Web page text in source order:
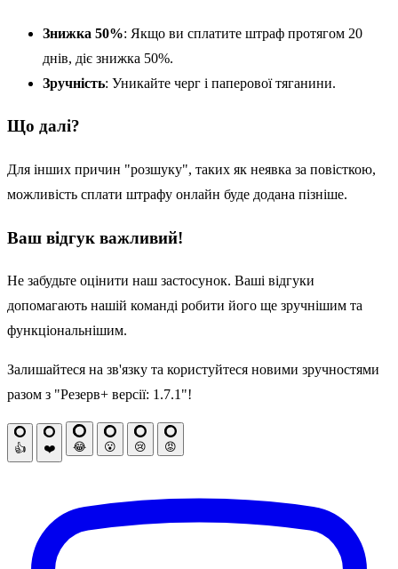
Знижка 50%: Якщо ви сплатите штраф протягом 20
днів, діє знижка 50%.
Зручність: Уникайте черг і паперової тяганини.
Що далі?
Для інших причин "розшуку", таких як неявка за повісткою,
можливість сплати штрафу онлайн буде додана пізніше.
Ваш відгук важливий!
Не забудьте оцінити наш застосунок. Ваші відгуки
допомагають нашій команді робити його ще зручнішим та
функціональнішим.
Залишайтеся на зв'язку та користуйтеся новими зручностями
разом з "Резерв+ версії: 1.7.1"!
👍 ❤️ 😂 😮 😢 😡